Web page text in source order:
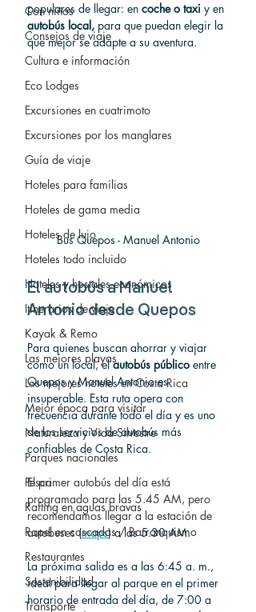
Con niños
Consejos de viaje
Cultura e información
Eco Lodges
Excursiones en cuatrimoto
Excursiones por los manglares
Guía de viaje
Hoteles para familias
Hoteles de gama media
Hoteles de lujo
Hoteles todo incluido
Hoteles y hostales económicos
Itinerarios de viaje
Kayak & Remo
Las mejores playas
Los mejores hoteles en Costa Rica
Mejor época para visitar
Naturaleza y Vida Silvestre
Parques nacionales
Pesca
Rafting en aguas bravas
Rapel en cascadas / Barranquismo
Restaurantes
Sostenibilidad
Transporte
populares de llegar: en coche o taxi y en
autobús local, para que puedan elegir la
que mejor se adapte a su aventura.
Bus Quepos - Manuel Antonio
El autobús a Manuel
Antonio desde Quepos
Para quienes buscan ahorrar y viajar
como un local, el autobús público entre
Quepos y Manuel Antonio es
insuperable. Esta ruta opera con
frecuencia durante todo el día y es uno
de los servicios de autobús más
confiables de Costa Rica.
El primer autobús del día está
programado para las 5.45 AM, pero
recomendamos llegar a la estación de
autobuses (maps) a las 5.30 AM.
La próxima salida es a las 6:45 a. m.,
ideal para llegar al parque en el primer
horario de entrada del día, de 7:00 a